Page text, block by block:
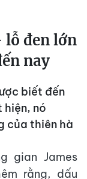
lỗ đen lớn
nay
biết đến
hiện, nó
của thiên hà
gian James
rằng, dấu